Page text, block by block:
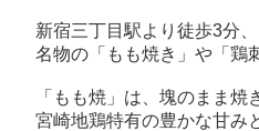
新宿三丁目駅より徒歩3分
名物の「もも焼き」や「鶏
「もも焼」は、塊のまま
宮崎地鶏特有の豊かな甘み